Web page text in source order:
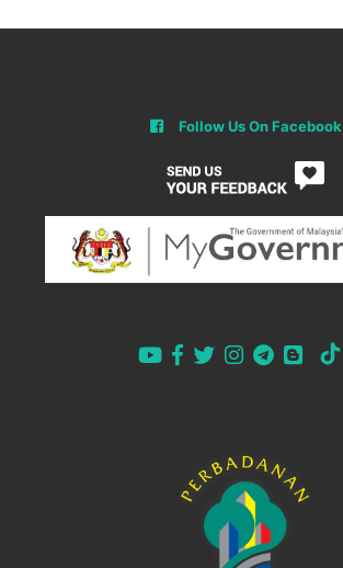
Follow Us On Facebook